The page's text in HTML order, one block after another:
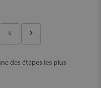
4
des étapes les plus